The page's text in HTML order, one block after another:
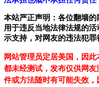
本站严正声明：各位翻墙
用于违反当地法律法规的
示支持，对网友的违法犯罪
网站管理员定居美国，因
都未经测试，发布仅供网
件或方法随时有可能失效